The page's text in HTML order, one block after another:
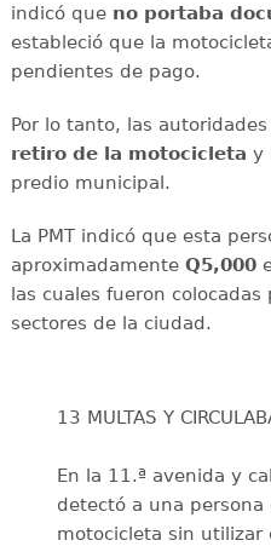
indicó que no portaba
estableció que la
pendientes de pago.
Por lo tanto, las
retiro de la motocicleta y
predio municipal.
La PMT indicó que esta
aproximadamente Q5,000
las cuales fueron
sectores de la ciudad.
13 MULTAS Y
En la 11.ª avenida y
detectó a una persona
motocicleta sin utilizar